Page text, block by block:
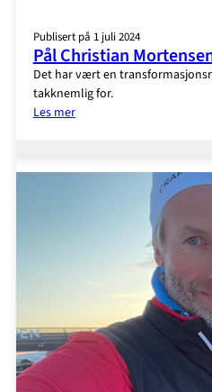
Publisert på 1 juli 2024
Pål Christian
Det har vært en
takknemlig for.
Les mer:
Mortensen